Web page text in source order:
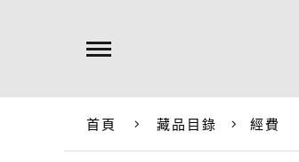
首頁 藏品目錄 經費